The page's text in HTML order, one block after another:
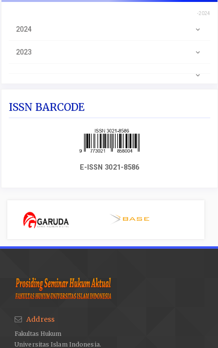
-2024
2024
2023
ISSN BARCODE
E-ISSN 3021-8586
Address
Fakultas Hukum
Universitas Islam Indonesia.